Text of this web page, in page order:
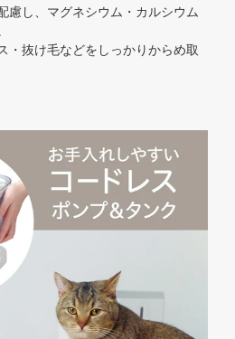
慮し、マグネシウム・カルシウム
・抜け毛などをしっかりからめ取